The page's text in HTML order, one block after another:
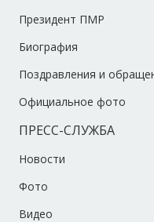
Президент ПМР
Биография
Поздравления и
Официальное фото
ПРЕСС-СЛУЖБА
Новости
Фото
Видео